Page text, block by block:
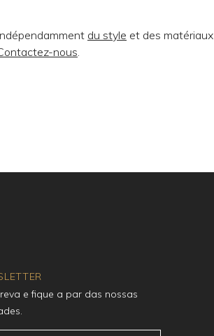
du style et des matériaux
nous
e fique a par das nossas